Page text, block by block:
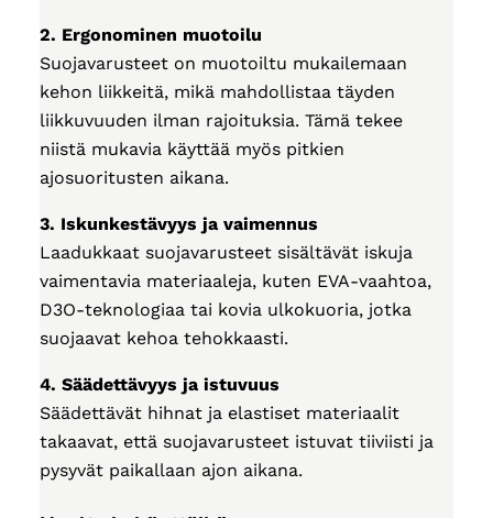
2. Ergonominen muotoilu
Suojavarusteet on muotoiltu mukailemaan
kehon liikkeitä, mikä mahdollistaa täyden
liikkuvuuden ilman rajoituksia. Tämä tekee
niistä mukavia käyttää myös pitkien
ajosuoritusten aikana.
3. Iskunkestävyys ja vaimennus
Laadukkaat suojavarusteet sisältävät iskuja
vaimentavia materiaaleja, kuten EVA-vaahtoa,
D3O-teknologiaa tai kovia ulkokuoria, jotka
suojaavat kehoa tehokkaasti.
4. Säädettävyys ja istuvuus
Säädettävät hihnat ja elastiset materiaalit
takaavat, että suojavarusteet istuvat tiiviisti ja
pysyvät paikallaan ajon aikana.